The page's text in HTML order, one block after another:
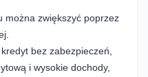
można zwiększyć poprzez
bez zabezpieczeń,
i wysokie dochody,